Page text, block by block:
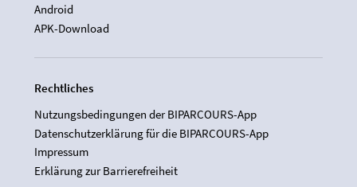
Android
APK-Download
Rechtliches
Nutzungsbedingungen der BIPARCOURS-App
Datenschutzerklärung für die BIPARCOURS-App
Impressum
Erklärung zur Barrierefreiheit